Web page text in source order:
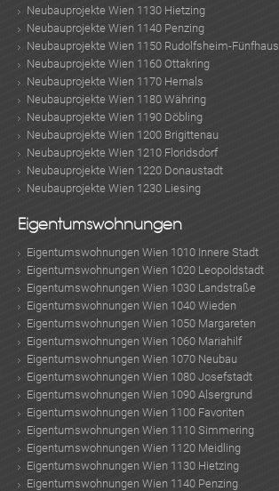
Neubauprojekte Wien 1130 Hietzing
Neubauprojekte Wien 1140 Penzing
Neubauprojekte Wien 1150 Rudolfsheim-Fünfhaus
Neubauprojekte Wien 1160 Ottakring
Neubauprojekte Wien 1170 Hernals
Neubauprojekte Wien 1180 Währing
Neubauprojekte Wien 1190 Döbling
Neubauprojekte Wien 1200 Brigittenau
Neubauprojekte Wien 1210 Floridsdorf
Neubauprojekte Wien 1220 Donaustadt
Neubauprojekte Wien 1230 Liesing
Eigentumswohnungen
Eigentumswohnungen Wien 1010 Innere Stadt
Eigentumswohnungen Wien 1020 Leopoldstadt
Eigentumswohnungen Wien 1030 Landstraße
Eigentumswohnungen Wien 1040 Wieden
Eigentumswohnungen Wien 1050 Margareten
Eigentumswohnungen Wien 1060 Mariahilf
Eigentumswohnungen Wien 1070 Neubau
Eigentumswohnungen Wien 1080 Josefstadt
Eigentumswohnungen Wien 1090 Alsergrund
Eigentumswohnungen Wien 1100 Favoriten
Eigentumswohnungen Wien 1110 Simmering
Eigentumswohnungen Wien 1120 Meidling
Eigentumswohnungen Wien 1130 Hietzing
Eigentumswohnungen Wien 1140 Penzing